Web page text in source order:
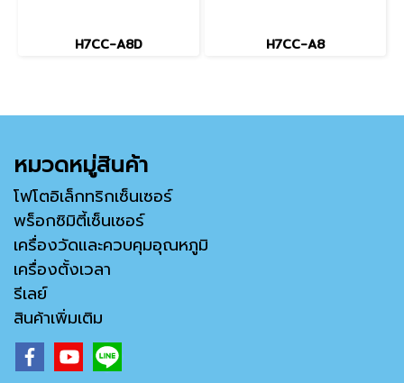
H7CC-A8D H7CC-A8
หมวดหมู่สินค้า
โฟโตอิเล็กทริกเซ็นเซอร์
พร็อกซิมิตี้เซ็นเซอร์
เครื่องวัดและควบคุมอุณหภูมิ
เครื่องตั้งเวลา
รีเลย์
สินค้าเพิ่มเติม